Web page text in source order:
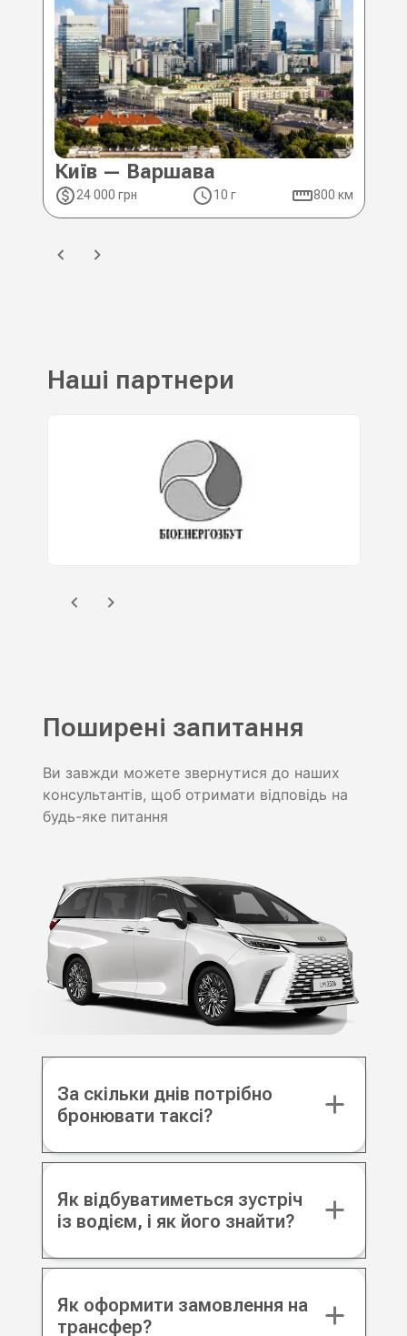
Київ — Варшава
24 000 грн 10 г 800 км
Наші партнери
Поширені запитання
Ви завжди можете звернутися до наших
консультантів, щоб отримати відповідь на
будь-яке питання
За скільки днів потрібно
бронювати таксі?
Як відбуватиметься зустріч
із водієм, і як його знайти?
Як оформити замовлення на
трансфер?